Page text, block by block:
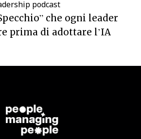
podcast
che ogni leader
prima di adottare l’IA